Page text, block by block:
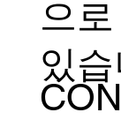
으
있